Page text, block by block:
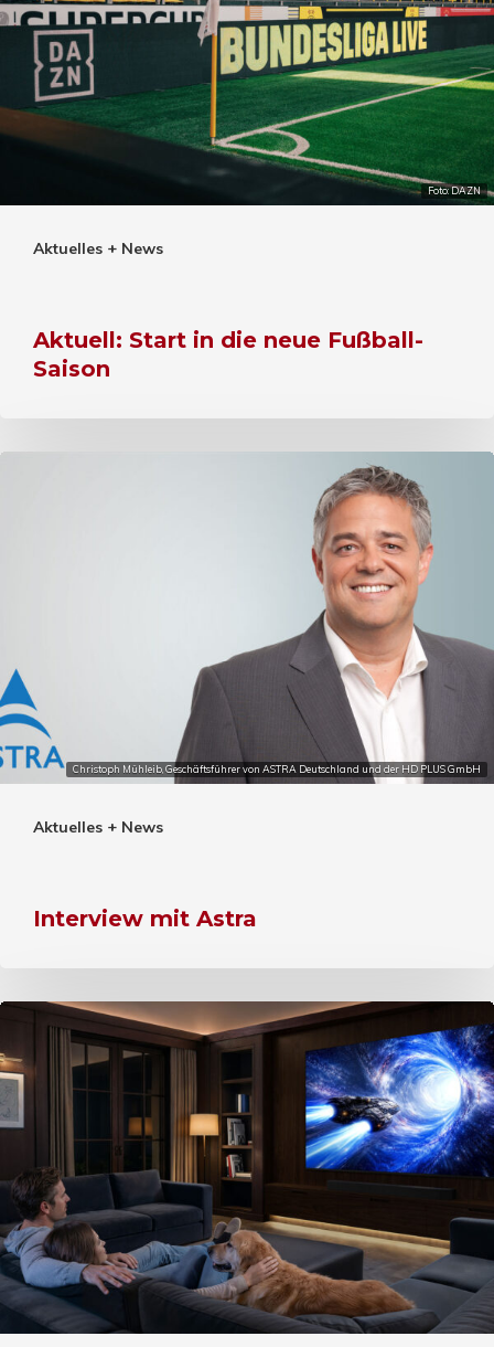
Foto: DAZN
Aktuelles + News
Aktuell: Start in die neue Fußball-
Saison
Christoph Mühleib, Geschäftsführer von ASTRA Deutschland und der HD PLUS GmbH
Aktuelles + News
Interview mit Astra